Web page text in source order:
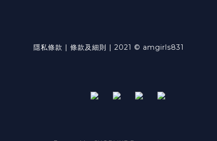
隱私條款 | 條款及細則 | 2021 © amgirls831